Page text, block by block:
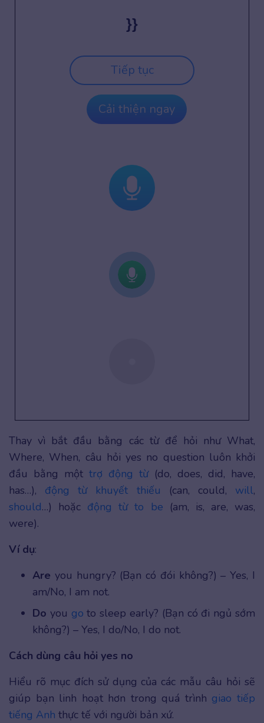
}}
Tiếp tục
Cải thiện ngay
Thay vì bắt đầu bằng các từ để hỏi như What,
Where, When, câu hỏi yes no question luôn khởi
đầu bằng một trợ động từ (do, does, did, have,
has…), động từ khuyết thiếu (can, could, will,
should…) hoặc động từ to be (am, is, are, was,
were).
Ví dụ:
Are you hungry? (Bạn có đói không?) – Yes, I
am/No, I am not.
Do you go to sleep early? (Bạn có đi ngủ sớm
không?) – Yes, I do/No, I do not.
Cách dùng câu hỏi yes no
Hiểu rõ mục đích sử dụng của các mẫu câu hỏi sẽ
giúp bạn linh hoạt hơn trong quá trình giao tiếp
tiếng Anh thực tế với người bản xứ.